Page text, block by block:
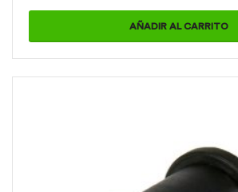
AÑADIR AL CARRITO